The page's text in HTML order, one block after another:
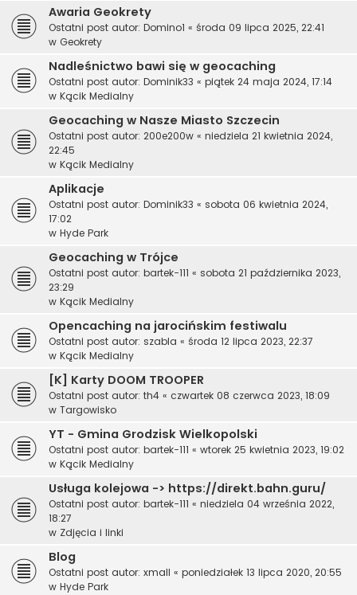
Awaria Geokrety
Ostatni post autor: Domino1 « środa 09 lipca 2025, 22:41
w Geokrety
Nadleśnictwo bawi się w geocaching
Ostatni post autor: Dominik33 « piątek 24 maja 2024, 17:14
w Kącik Medialny
Geocaching w Nasze Miasto Szczecin
Ostatni post autor: 200e200w « niedziela 21 kwietnia 2024,
22:45
w Kącik Medialny
Aplikacje
Ostatni post autor: Dominik33 « sobota 06 kwietnia 2024,
17:02
w Hyde Park
Geocaching w Trójce
Ostatni post autor: bartek-111 « sobota 21 października 2023,
23:29
w Kącik Medialny
Opencaching na jarocińskim festiwalu
Ostatni post autor: szabla « środa 12 lipca 2023, 22:37
w Kącik Medialny
[K] Karty DOOM TROOPER
Ostatni post autor: th4 « czwartek 08 czerwca 2023, 18:09
w Targowisko
YT - Gmina Grodzisk Wielkopolski
Ostatni post autor: bartek-111 « wtorek 25 kwietnia 2023, 19:02
w Kącik Medialny
Usługa kolejowa -> https://direkt.bahn.guru/
Ostatni post autor: bartek-111 « niedziela 04 września 2022,
18:27
w Zdjęcia i linki
Blog
Ostatni post autor: xmall « poniedziałek 13 lipca 2020, 20:55
w Hyde Park